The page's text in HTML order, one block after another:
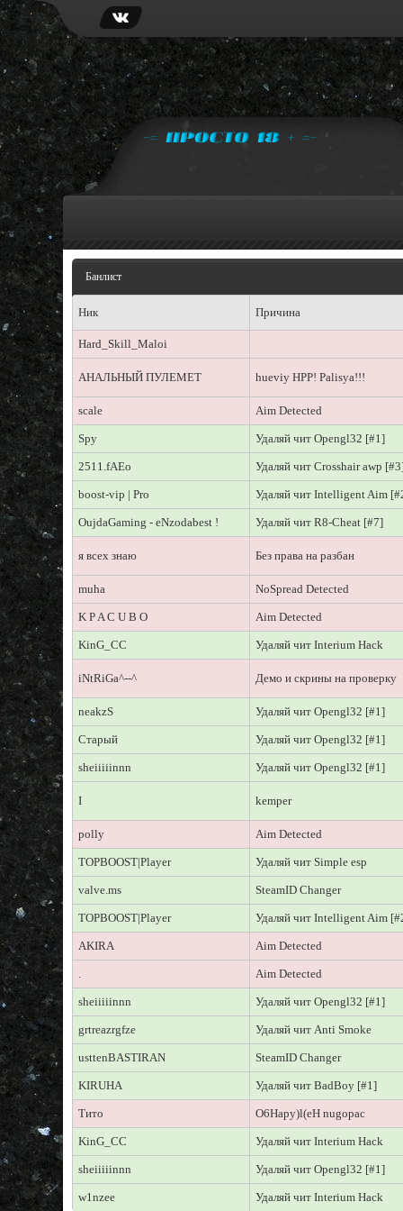
Банлист
Ник Причина
Hard_Skill_Maloi
АНАЛЬНЫЙ ПУЛЕМЕТ hueviy HPP! Palisya!!!
scale Aim Detected
Spy Удаляй чит Opengl32 [#1]
2511.fAEo Удаляй чит Crosshair awp
boost-vip | Pro Удаляй чит Intelligent Aim
OujdaGaming - eNzodabest ! Удаляй чит R8-Cheat [#7]
я всех знаю Без права на разбан
muha NoSpread Detected
K P A C U B O Aim Detected
KinG_CC Удаляй чит Interium Hack
iNtRiGa^--^ Демо и скрины на проверку
neakzS Удаляй чит Opengl32 [#1]
Старый Удаляй чит Opengl32 [#1]
sheiiiiinnn Удаляй чит Opengl32 [#1]
I kemper
polly Aim Detected
TOPBOOST|Player Удаляй чит Simple esp
valve.ms SteamID Changer
TOPBOOST|Player Удаляй чит Intelligent Aim
АKIRA Aim Detected
. Aim Detected
sheiiiiinnn Удаляй чит Opengl32 [#1]
grtreazrgfze Удаляй чит Anti Smoke
usttenBASTIRAN SteamID Changer
KIRUHA Удаляй чит BadBoy [#1]
Тито O6Hapy)l(eH nugopac
KinG_CC Удаляй чит Interium Hack
sheiiiiinnn Удаляй чит Opengl32 [#1]
w1nzeе Удаляй чит Interium Hack